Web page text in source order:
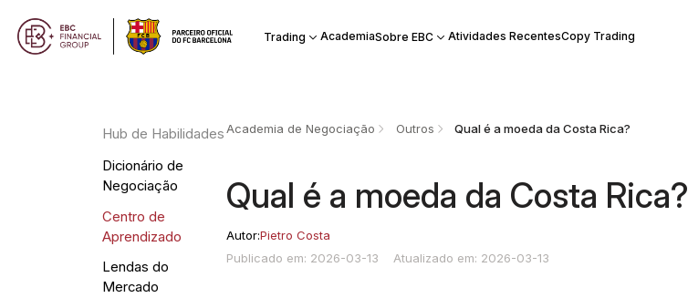
Trading AcademiaSobre EBC Atividades RecentesCopy Trading
Hub de Habilidades
Dicionário de
Negociação
Centro de
Aprendizado
Lendas do
Mercado
Academia de Negociação Outros Qual é a moeda da Costa Rica?
Qual é a moeda da Costa Rica?
Autor:Pietro Costa
Publicado em: 2026-03-13
Atualizado em: 2026-03-13